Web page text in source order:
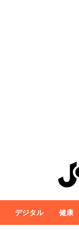
デジタル 健康